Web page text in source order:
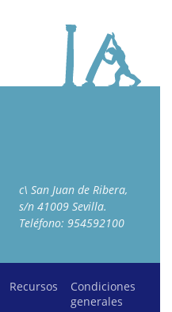
c\ San Juan de Ribera,
s/n 41009 Sevilla.
Teléfono: 954592100
Recursos
Condiciones
generales